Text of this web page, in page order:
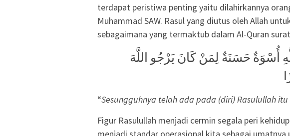
terdapat peristiwa penting yaitu dilahirkannya
Muhammad SAW. Rasul yang diutus oleh Allah
sebagaimana yang termaktub dalam Al-Quran
أُسْوَةٌ حَسَنَةٌ لِمَنْ كَانَ يَرْجُو اللَّهَ
“Sesungguhnya telah ada pada (diri) Rasulullah
Figur Rasulullah menjadi cermin segala peri